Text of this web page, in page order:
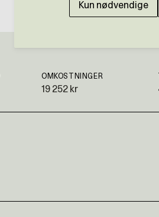
OMKOSTNINGER
19 252 kr
Kun nødvendige